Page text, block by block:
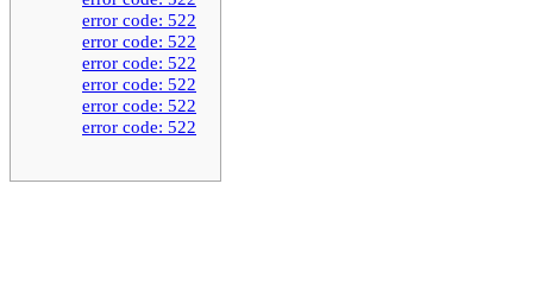
error code: 522
error code: 522
error code: 522
error code: 522
error code: 522
error code: 522